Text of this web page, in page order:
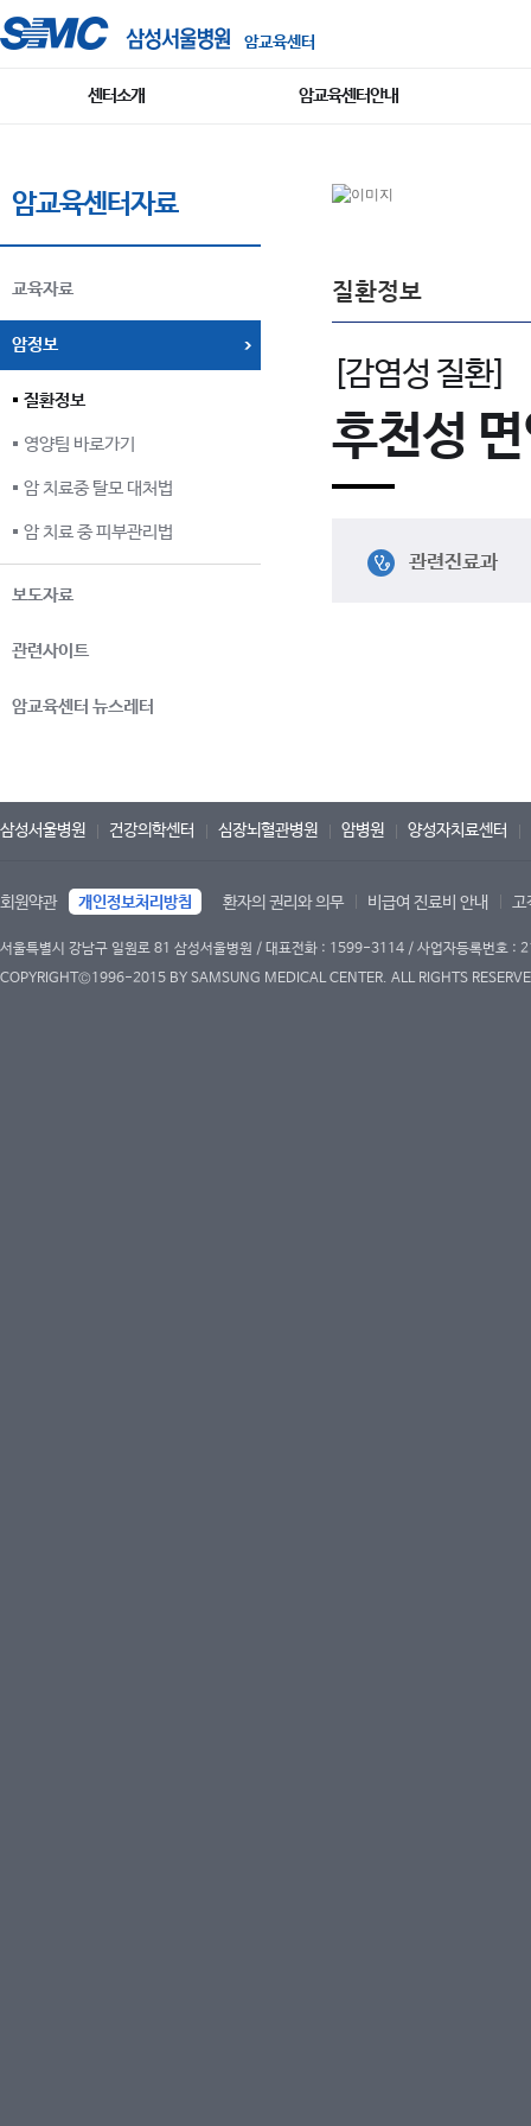
암교육센터
센터소개 암교육센터안내
암교육센터자료
교육자료
암정보
질환정보
영양팀 바로가기
암 치료중 탈모 대처법
암 치료 중 피부관리법
보도자료
관련사이트
암교육센터 뉴스레터
질환정보
[감염성 질환]
후천성
관련진료과
삼성서울병원 건강의학센터 심장뇌혈관병원 암병원 양성자치료센터
회원약관 개인정보처리방침 환자의 권리와 의무 비급여 진료비 안내 고
서울특별시 강남구 일원로 81 삼성서울병원 / 대표전화 : 1599-3114 / 사업자등록번호
COPYRIGHT©1996-2015 BY SAMSUNG MEDICAL CENTER. ALL RIGHTS